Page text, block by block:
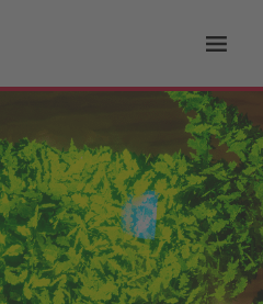
Slå
til